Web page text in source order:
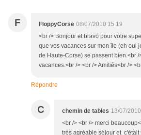
F FloppyCorse 08/07/2010 15:19
<br /> Bonjour et bravo pour votre
que vos vacances sur mon île (eh oui
de Haute-Corse) se passent bien.<br /
vacances.<br /> <br /> Amitiés<br />
Répondre
C chemin de tables 13/07/
<br /> <br /> merci
très agréable séjour et c'était